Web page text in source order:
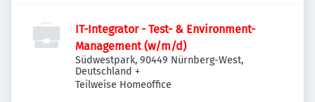
IT-Integrator - Test- & Environment-
Management (w/m/d)
Südwestpark, 90449 Nürnberg-West,
Deutschland +
Teilweise Homeoffice